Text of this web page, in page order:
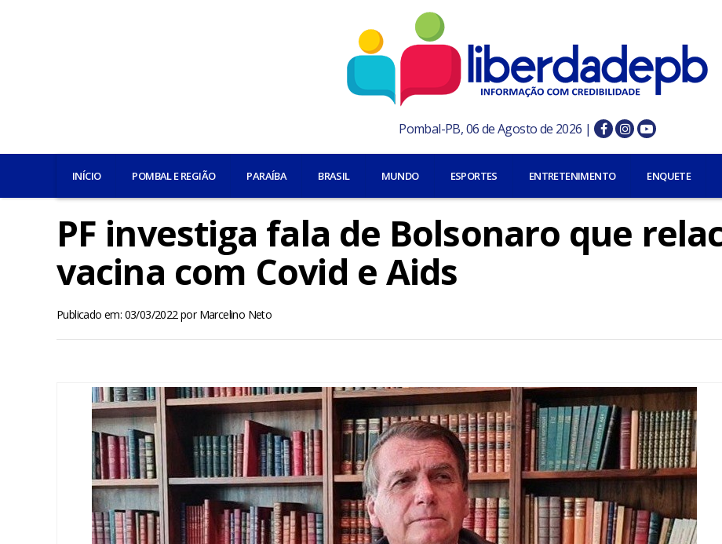
Pombal-PB, 06 de Agosto de 2026 |
INÍCIO POMBAL E REGIÃO PARAÍBA BRASIL MUNDO ESPORTES ENTRETENIMENTO ENQUETE
PF investiga fala de Bolsonaro que
vacina com Covid e Aids
Publicado em: 03/03/2022porMarcelino Neto